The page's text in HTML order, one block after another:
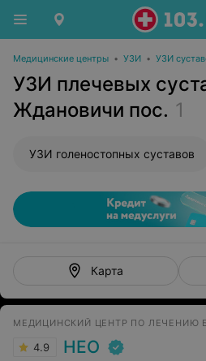
Медицинские центры • УЗИ • УЗИ
УЗИ плечевых
Ждановичи пос. 1
УЗИ голеностопных суставов
Карта
4.9 НЕО